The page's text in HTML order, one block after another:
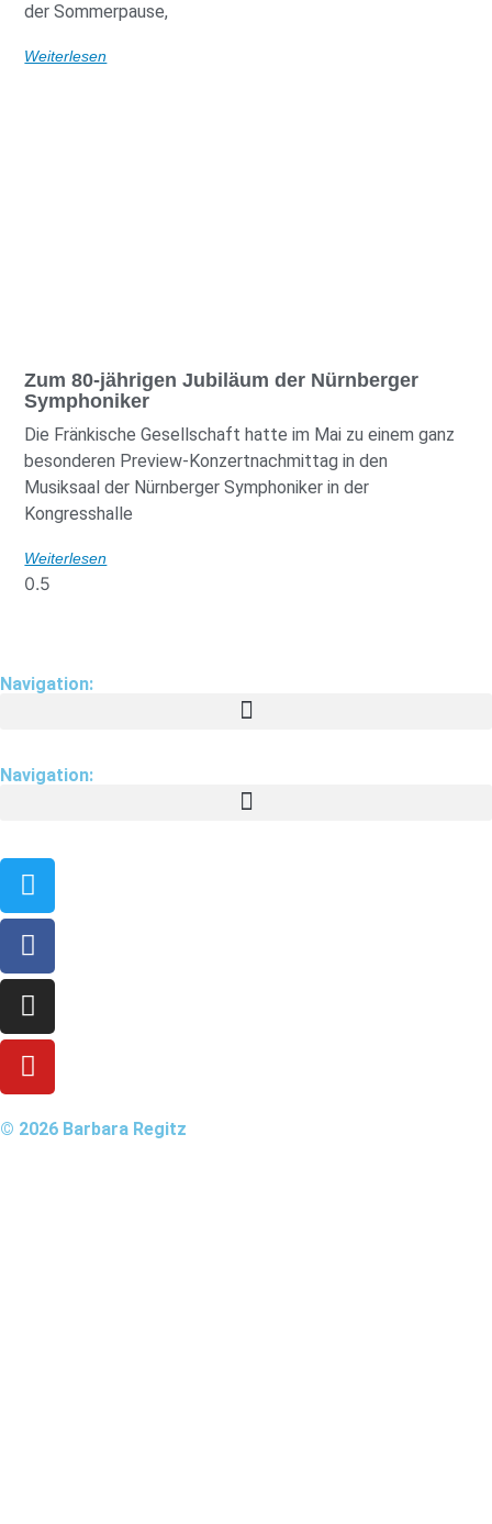
der Sommerpause,
Weiterlesen
Zum 80-jährigen Jubiläum der Nürnberger
Symphoniker
Die Fränkische Gesellschaft hatte im Mai zu einem ganz
besonderen Preview-Konzertnachmittag in den
Musiksaal der Nürnberger Symphoniker in der
Kongresshalle
Weiterlesen
Navigation:
Navigation:
© 2026 Barbara Regitz